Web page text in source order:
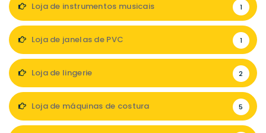
Loja de instrumentos musicais 1
Loja de janelas de PVC 1
Loja de lingerie 2
Loja de máquinas de costura 5